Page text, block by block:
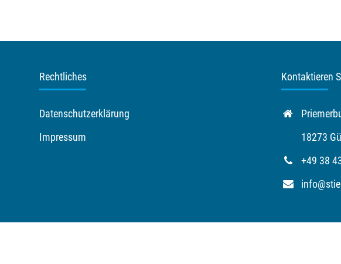
Rechtliches
Datenschutzerklärung
Impressum
Kontaktieren
18273
+49 38